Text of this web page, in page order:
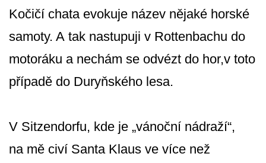
Kočičí chata evokuje název nějaké horské
samoty. A tak nastupuji v Rottenbachu do
motoráku a nechám se odvézt do hor,v toto
případě do Duryňského lesa.
V Sitzendorfu, kde je „vánoční nádraží“,
na mě civí Santa Klaus ve více než